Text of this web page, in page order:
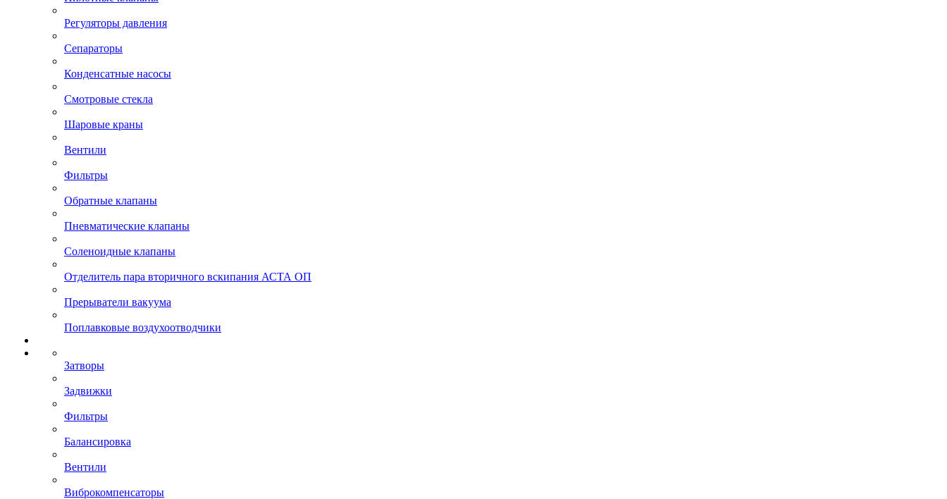
Регуляторы давления
Сепараторы
Конденсатные насосы
Смотровые стекла
Шаровые краны
Вентили
Фильтры
Обратные клапаны
Пневматические клапаны
Соленоидные клапаны
Отделитель пара вторичного вскипания АСТА ОП
Прерыватели вакуума
Поплавковые воздухоотводчики
Затворы
Задвижки
Фильтры
Балансировка
Вентили
Виброкомпенсаторы